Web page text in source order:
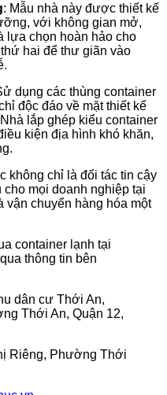
: Mẫu nhà này được thiết kế
với không gian mở,
lựa chọn hoàn hảo cho
hai để thư giãn vào
dụng các thùng container
độc đáo về mặt thiết kế
lắp ghép kiểu container
kiện địa hình khó khăn,
không chỉ là đối tác tin cậy
mọi doanh nghiệp tại
vận chuyển hàng hóa một
container lạnh tại
thông tin bên
dân cư Thới An,
Thới An, Quận 12,
Riêng, Phường Thới